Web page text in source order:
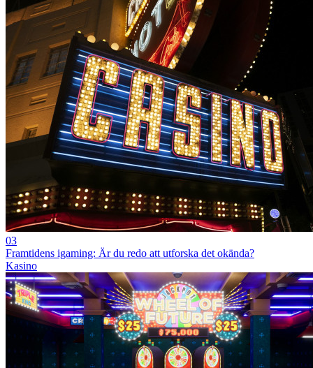
03
Framtidens igaming: Är du redo att utforska det okända?
Kasino